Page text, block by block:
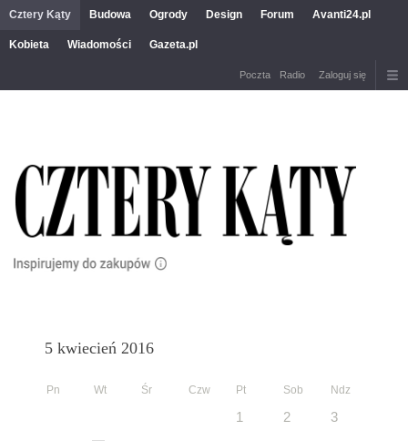
Cztery Kąty Budowa Ogrody Design Forum Avanti24.pl
Kobieta Wiadomości Gazeta.pl
Poczta Radio Zaloguj się
5 kwiecień 2016
Pn Wt Śr Czw Pt Sob Ndz
1 2 3